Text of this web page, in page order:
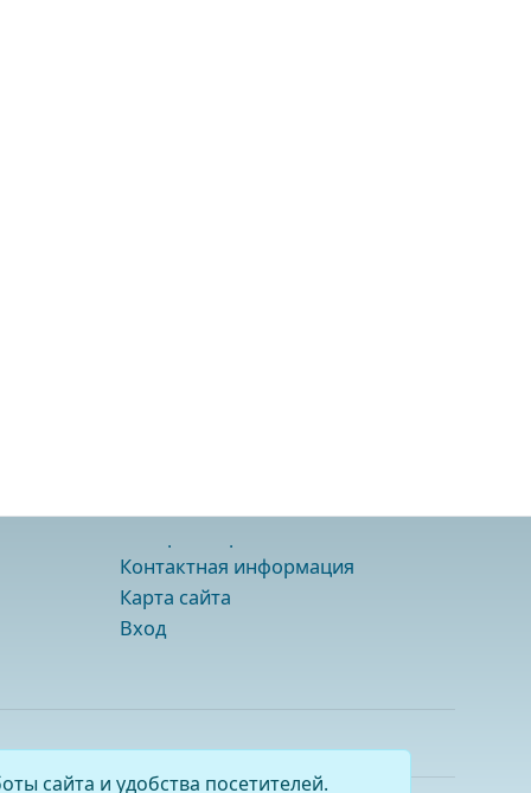
Контактная информация
Карта сайта
Вход
сайта и удобства посетителей.